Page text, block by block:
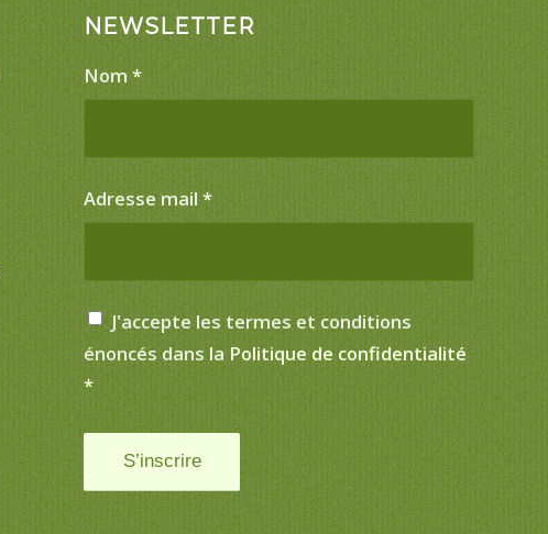
NEWSLETTER
Nom*
Adresse mail*
J'accepte les termes et conditions
énoncés dans la Politique de confidentialité
*